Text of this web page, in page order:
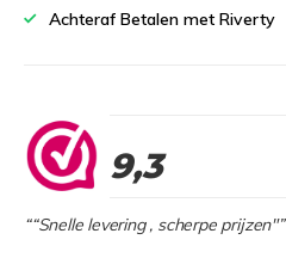
Achteraf Betalen met Riverty
9,3
““Snelle levering , scherpe prijzen"”